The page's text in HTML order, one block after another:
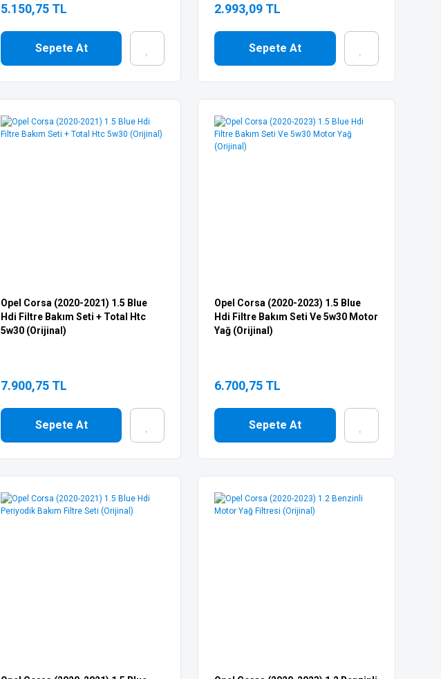
5.150,75 TL
Sepete At
2.993,09 TL
Sepete At
Opel Corsa (2020-2021) 1.5 Blue
Hdi Filtre Bakım Seti + Total Htc
5w30 (Orijinal)
7.900,75 TL
Sepete At
Opel Corsa (2020-2023) 1.5 Blue
Hdi Filtre Bakım Seti Ve 5w30 Motor
Yağ (Orijinal)
6.700,75 TL
Sepete At